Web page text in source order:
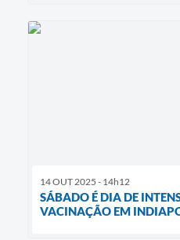
14 OUT 2025 - 14h12
SÁBADO É DIA DE
VACINAÇÃO EM